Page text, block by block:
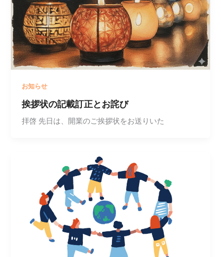
お知らせ
挨拶状の記載訂正とお詫び
拝啓 先日は、開業のご挨拶状をお送りいた